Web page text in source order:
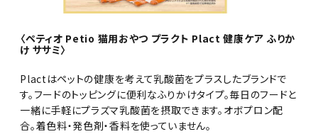
〈ペティオ Petio 猫用おやつ プラクト Plact 健康ケア ふりか
け ササミ〉
Plactはペットの健康を考えて乳酸菌をプラスしたブランドで
す。フードのトッピングに便利なふりかけタイプ。毎日のフードと
一緒に手軽にプラズマ乳酸菌を摂取できます。オボプロン配
合。着色料・発色剤・香料を使っていません。